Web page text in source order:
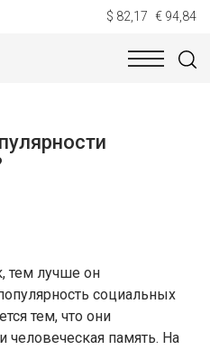
$ 82,17 € 94,84
тем лучше он
социальных
тем, что они
человеческая память. На